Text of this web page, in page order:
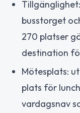
busstorget
270 platser
destination
Mötesplats:
plats för
vardagsnav